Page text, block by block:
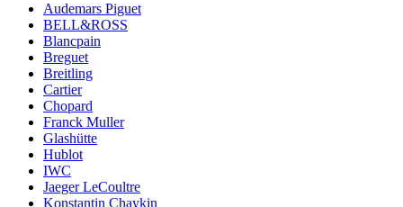
Audemars Piguet
BELL&ROSS
Blancpain
Breguet
Breitling
Cartier
Chopard
Franck Muller
Glashütte
Hublot
IWC
Jaeger LeCoultre
Konstantin Chaykin